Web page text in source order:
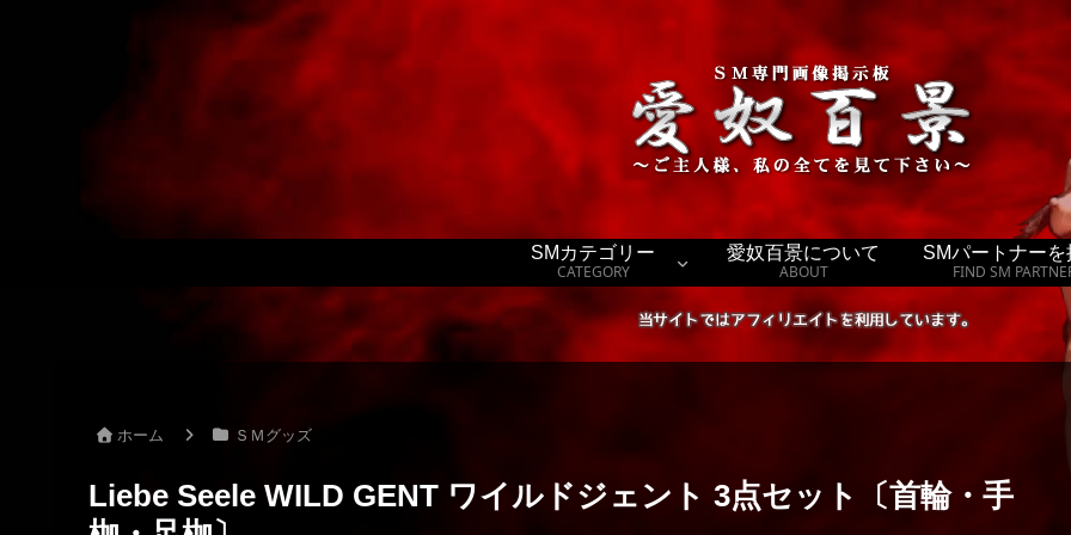
SMカテゴリー
CATEGORY
愛奴百景について
ABOUT
SMパートナーを
FIND SM
ホーム ＳＭグッズ
Liebe Seele WILD GENT ワイルドジェント 3点セット〔首輪・手